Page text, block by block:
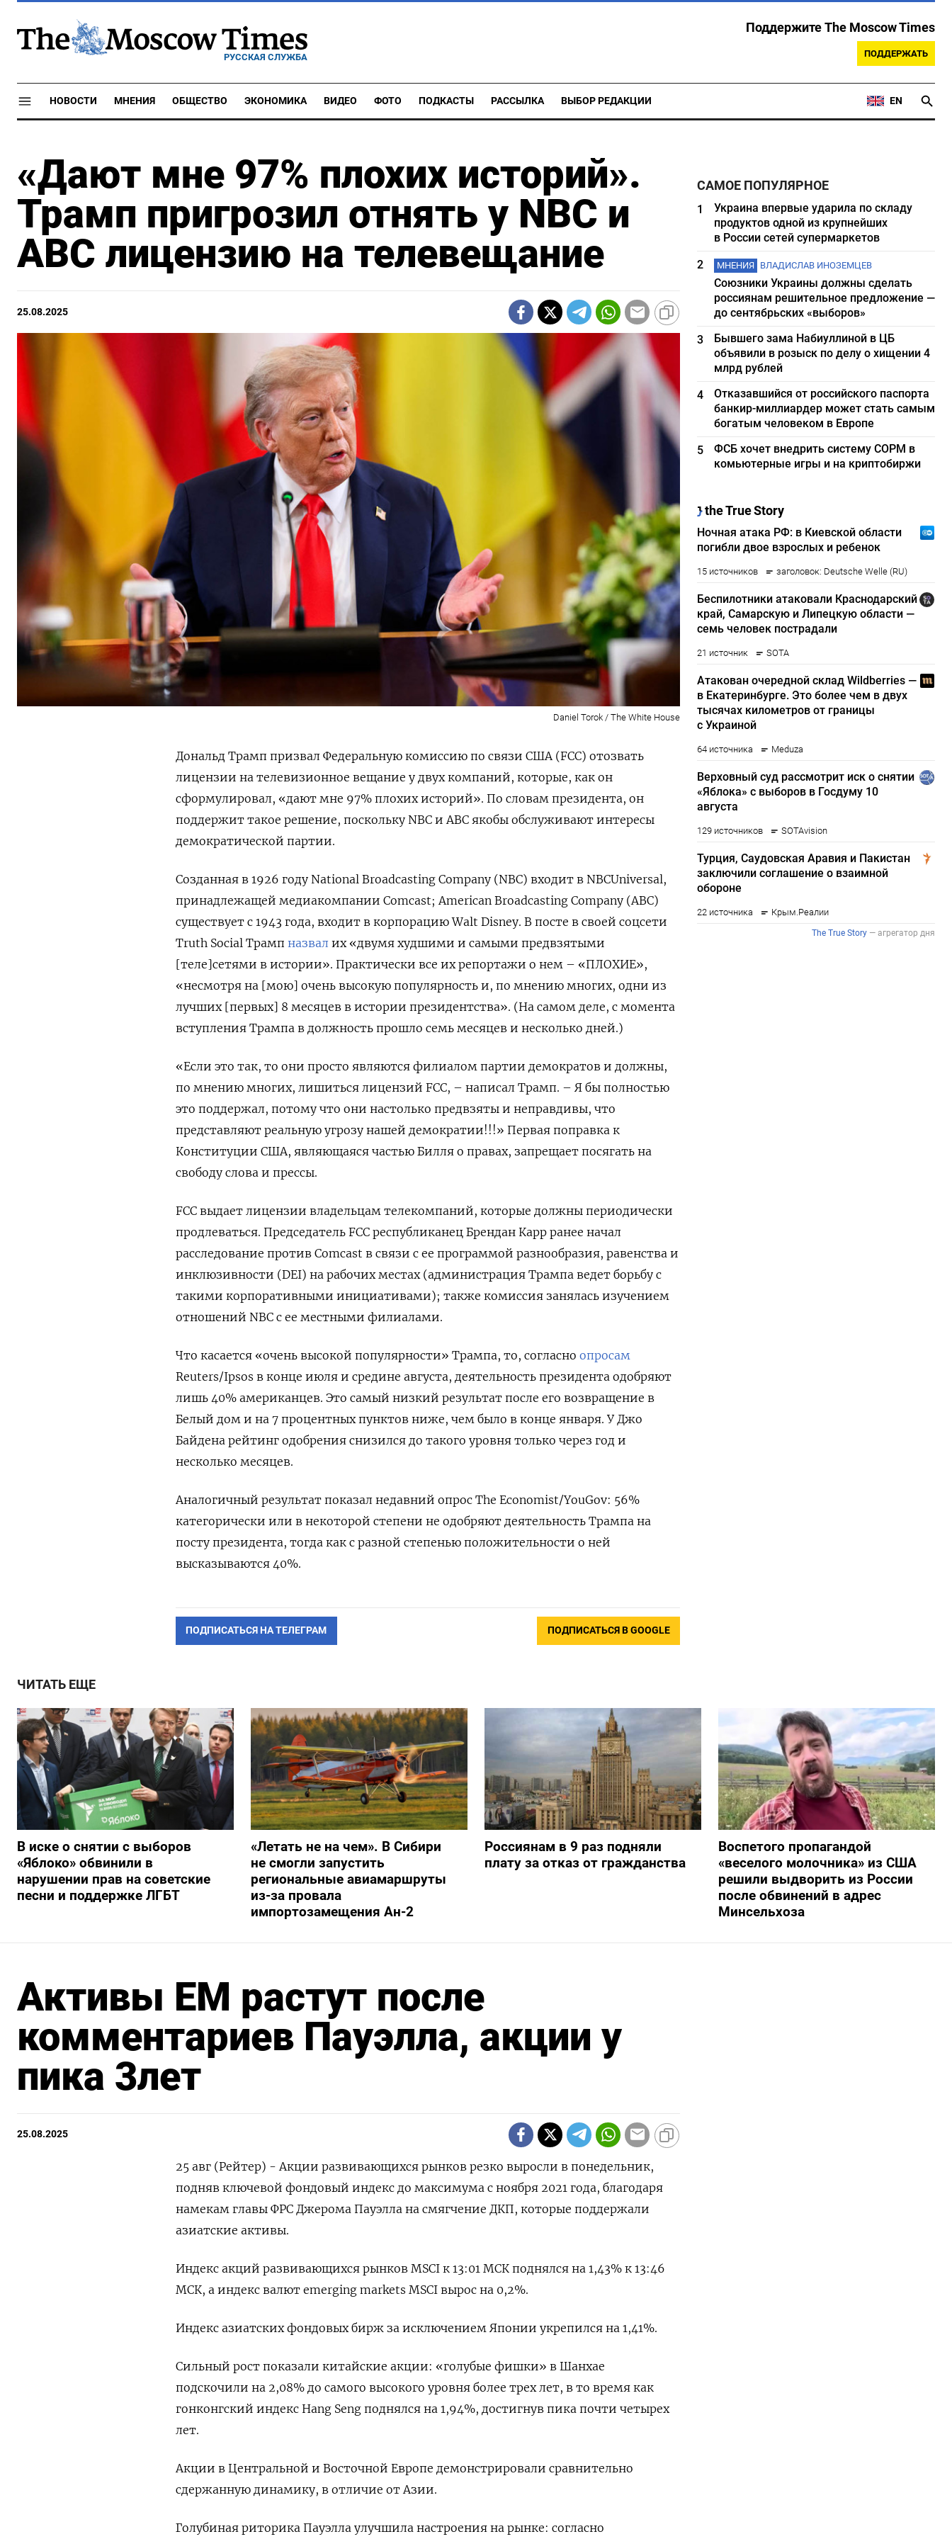
РУССКАЯ СЛУЖБА
Поддержите The Moscow Times
ПОДДЕРЖАТЬ
НОВОСТИ МНЕНИЯ ОБЩЕСТВО ЭКОНОМИКА ВИДЕО ФОТО ПОДКАСТЫ РАССЫЛКА ВЫБОР РЕДАКЦИИ EN
«Дают мне 97% плохих историй».
Трамп пригрозил отнять у NBC и
ABC лицензию на телевещание
25.08.2025
Daniel Torok / The White House
Дональд Трамп призвал Федеральную комиссию по связи США (FCC) отозвать
лицензии на телевизионное вещание у двух компаний, которые, как он
сформулировал, «дают мне 97% плохих историй». По словам президента, он
поддержит такое решение, поскольку NBC и ABC якобы обслуживают интересы
демократической партии.
Созданная в 1926 году National Broadcasting Company (NBC) входит в NBCUniversal,
принадлежащей медиакомпании Comcast; American Broadcasting Company (ABC)
существует с 1943 года, входит в корпорацию Walt Disney. В посте в своей соцсети
Truth Social Трамп назвал их «двумя худшими и самыми предвзятыми
[теле]сетями в истории». Практически все их репортажи о нем – «ПЛОХИЕ»,
«несмотря на [мою] очень высокую популярность и, по мнению многих, одни из
лучших [первых] 8 месяцев в истории президентства». (На самом деле, с момента
вступления Трампа в должность прошло семь месяцев и несколько дней.)
«Если это так, то они просто являются филиалом партии демократов и должны,
по мнению многих, лишиться лицензий FCC, – написал Трамп. – Я бы полностью
это поддержал, потому что они настолько предвзяты и неправдивы, что
представляют реальную угрозу нашей демократии!!!» Первая поправка к
Конституции США, являющаяся частью Билля о правах, запрещает посягать на
свободу слова и прессы.
FCC выдает лицензии владельцам телекомпаний, которые должны периодически
продлеваться. Председатель FCC республиканец Брендан Карр ранее начал
расследование против Comcast в связи с ее программой разнообразия, равенства и
инклюзивности (DEI) на рабочих местах (администрация Трампа ведет борьбу с
такими корпоративными инициативами); также комиссия занялась изучением
отношений NBC с ее местными филиалами.
Что касается «очень высокой популярности» Трампа, то, согласно опросам
Reuters/Ipsos в конце июля и средине августа, деятельность президента одобряют
лишь 40% американцев. Это самый низкий результат после его возвращение в
Белый дом и на 7 процентных пунктов ниже, чем было в конце января. У Джо
Байдена рейтинг одобрения снизился до такого уровня только через год и
несколько месяцев.
Аналогичный результат показал недавний опрос The Economist/YouGov: 56%
категорически или в некоторой степени не одобряют деятельность Трампа на
посту президента, тогда как с разной степенью положительности о ней
высказываются 40%.
ПОДПИСАТЬСЯ НА ТЕЛЕГРАМ ПОДПИСАТЬСЯ В GOOGLE
САМОЕ ПОПУЛЯРНОЕ
1
Украина впервые ударила по складу
продуктов одной из крупнейших
в России сетей супермаркетов
2
МНЕНИЯ ВЛАДИСЛАВ ИНОЗЕМЦЕВ
Союзники Украины должны сделать
россиянам решительное предложение —
до сентябрьских «выборов»
3
Бывшего зама Набиуллиной в ЦБ
объявили в розыск по делу о хищении 4
млрд рублей
4
Отказавшийся от российского паспорта
банкир-миллиардер может стать самым
богатым человеком в Европе
5
ФСБ хочет внедрить систему СОРМ в
комьютерные игры и на криптобиржи
ЧИТАТЬ ЕЩЕ
В иске о снятии с выборов
«Яблоко» обвинили в
нарушении прав на советские
песни и поддержке ЛГБТ
«Летать не на чем». В Сибири
не смогли запустить
региональные авиамаршруты
из-за провала
импортозамещения Ан-2
Россиянам в 9 раз подняли
плату за отказ от гражданства
Воспетого пропагандой
«веселого молочника» из США
решили выдворить из России
после обвинений в адрес
Минсельхоза
Активы EM растут после
комментариев Пауэлла, акции у
пика 3лет
25.08.2025
25 авг (Рейтер) - Акции развивающихся рынков резко выросли в понедельник,
подняв ключевой фондовый индекс до максимума с ноября 2021 года, благодаря
намекам главы ФРС Джерома Пауэлла на смягчение ДКП, которые поддержали
азиатские активы.
Индекс акций развивающихся рынков MSCI к 13:01 МСК поднялся на 1,43% к 13:46
МСК, а индекс валют emerging markets MSCI вырос на 0,2%.
Индекс азиатских фондовых бирж за исключением Японии укрепился на 1,41%.
Сильный рост показали китайские акции: «голубые фишки» в Шанхае
подскочили на 2,08% до самого высокого уровня более трех лет, в то время как
гонконгский индекс Hang Seng поднялся на 1,94%, достигнув пика почти четырех
лет.
Акции в Центральной и Восточной Европе демонстрировали сравнительно
сдержанную динамику, в отличие от Азии.
Голубиная риторика Пауэлла улучшила настроения на рынке: согласно